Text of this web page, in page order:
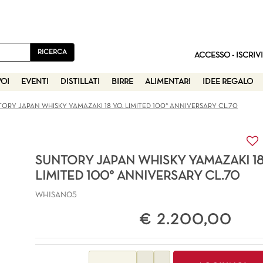
ACCESSO -
EVENTI DISTILLATI BIRRE ALIMENTARI IDEE REGALO
JAPAN WHISKY YAMAZAKI 18 Y.O. LIMITED 100° ANNIVERSARY CL.70
SUNTORY JAPAN WHISKY YAMAZAKI
LIMITED 100° ANNIVERSARY CL.70
WHISAN05
€ 2.200,00